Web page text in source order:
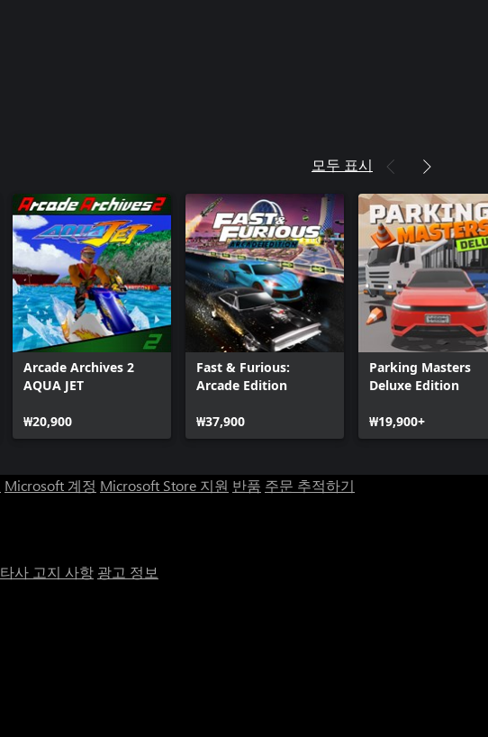
모두 표시
Arcade Archives 2
AQUA JET
₩20,900
Fast & Furious:
Arcade Edition
₩37,900
Parking Masters
Deluxe Edition
₩19,900+
Microsoft 계정 Microsoft Store 지원 반품 주문 추적하기
타사 고지 사항 광고 정보